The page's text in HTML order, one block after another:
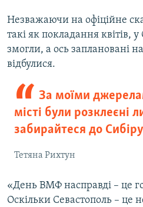
Незважаючи на офіційне
такі як покладання квітів,
змогли, а ось заплановані
відбулися.
За моїми
місті були розклеєні
забирайтеся до
Тетяна Рихтун
«День ВМФ насправді – це
Оскільки Севастополь – це